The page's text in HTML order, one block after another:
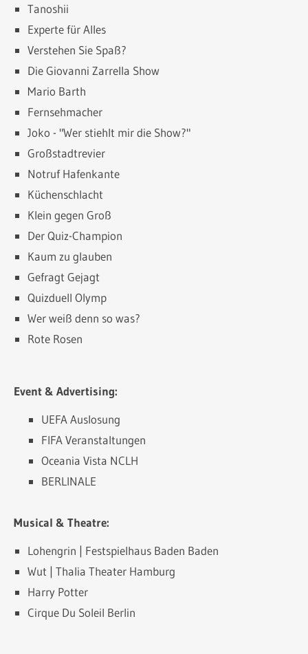
Tanoshii
Experte für Alles
Verstehen Sie Spaß?
Die Giovanni Zarrella Show
Mario Barth
Fernsehmacher
Joko - "Wer stiehlt mir die Show?"
Großstadtrevier
Notruf Hafenkante
Küchenschlacht
Klein gegen Groß
Der Quiz-Champion
Kaum zu glauben
Gefragt Gejagt
Quizduell Olymp
Wer weiß denn so was?
Rote Rosen
Event & Advertising:
UEFA Auslosung
FIFA Veranstaltungen
Oceania Vista NCLH
BERLINALE
Musical & Theatre:
Lohengrin | Festspielhaus Baden Baden
Wut | Thalia Theater Hamburg
Harry Potter
Cirque Du Soleil Berlin